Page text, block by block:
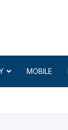
MOBILE